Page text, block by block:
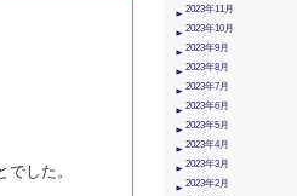
でした。
2023年11月
2023年10月
2023年9月
2023年8月
2023年7月
2023年6月
2023年5月
2023年4月
2023年3月
2023年2月